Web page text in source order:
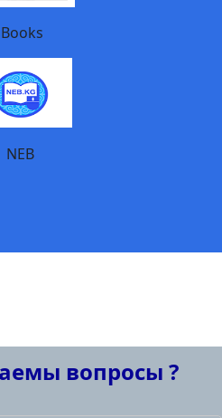
NEB
вопросы ?